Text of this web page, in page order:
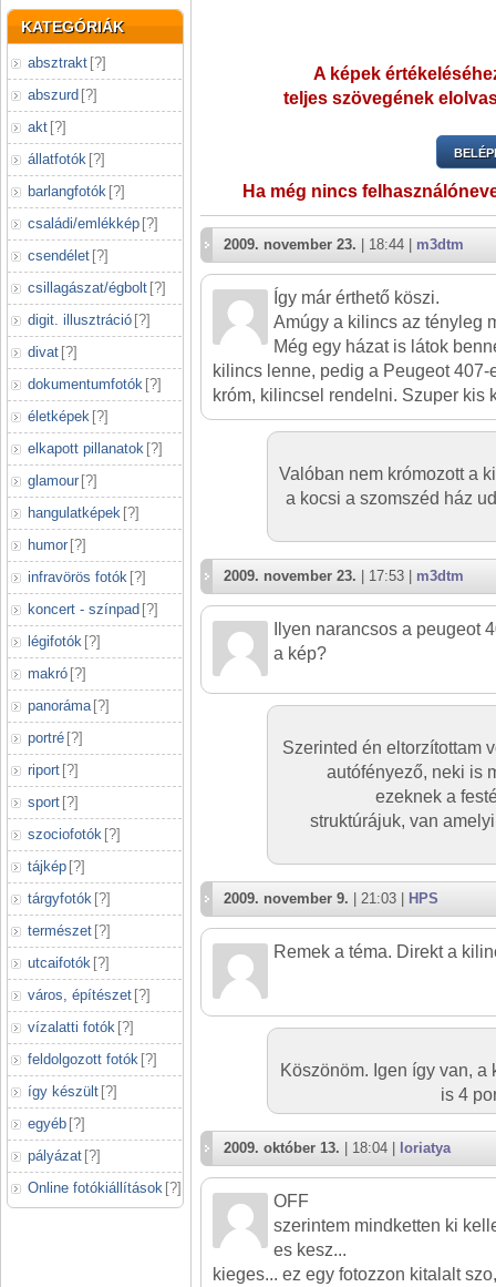
KATEGÓRIÁK
absztrakt [?]
abszurd [?]
akt [?]
állatfotók [?]
barlangfotók [?]
családi/emlékkép [?]
csendélet [?]
csillagászat/égbolt [?]
digit. illusztráció [?]
divat [?]
dokumentumfotók [?]
életképek [?]
elkapott pillanatok [?]
glamour [?]
hangulatképek [?]
humor [?]
infravörös fotók [?]
koncert - színpad [?]
légifotók [?]
makró [?]
panoráma [?]
portré [?]
riport [?]
sport [?]
szociofotók [?]
tájkép [?]
tárgyfotók [?]
természet [?]
utcaifotók [?]
város, építészet [?]
vízalatti fotók [?]
feldolgozott fotók [?]
így készült [?]
egyéb [?]
pályázat [?]
Online fotókiállítások [?]
A képek
teljes szövegének
Ha még nincs
2009. november 23. | 18:44 | m3dtm
Így már érthető köszi.
Amúgy a kilincs az tényleg
Még egy házat is látok
kilincs lenne, pedig a Peugeot
króm, kilincsel rendelni. Szuper kis
Valóban nem krómozott a
a kocsi a szomszéd ház
2009. november 23. | 17:53 | m3dtm
Ilyen narancsos a peugeot
a kép?
Szerinted én eltorzítottam
autófényező, neki is
ezeknek a
struktúrájuk, van
2009. november 9. | 21:03 | HPS
Remek a téma. Direkt a
Köszönöm. Igen így van,
is 4
2009. október 13. | 18:04 | loriatya
OFF
szerintem mindketten ki
es kesz...
kieges... ez egy fotozzon kitalalt